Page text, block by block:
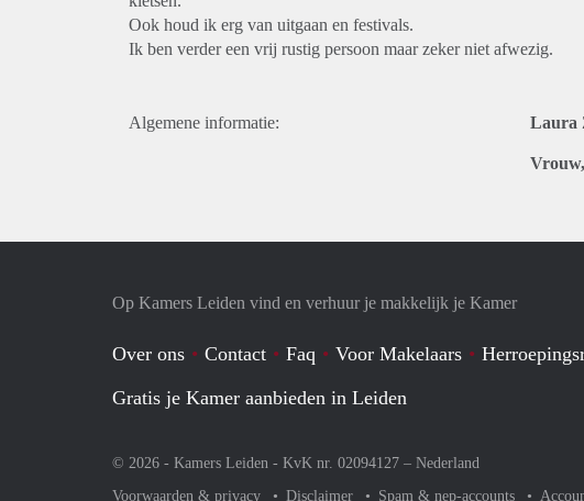
Ook houd ik erg van uitgaan en festivals.
Ik ben verder een vrij rustig persoon maar zeker niet afwezig.
Algemene informatie: Laura
Op Kamers Leiden vind en verhuur je makkelijk je Kamer
Over ons Contact Faq Voor Makelaars
Gratis je Kamer aanbieden in Leiden
© 2026 - Kamers Leiden - KvK nr. 02094127 – Nederland
Voorwaarden & privacy
Disclaimer Spam & nep-accounts